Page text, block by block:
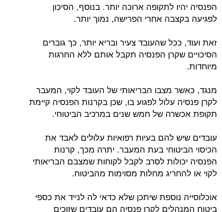
הפנסיה יהיו לתקופה ארוכה יותר. בנוסף, הסיכון
לפגיעה בקצבה אחרי הפרישה, נמוך יותר.
זאת ועוד, ככל שהעובד צעיר ובריא יותר, כך גוברים
הסיכויים שקרן הפנסיה תקבל אותם ללא החרגות
מיוחדות.
מנגד, כאשר מצבו הבריאותי של העובד לקוי, המעבר
לקרן פנסיה עלול לפגוע בו, שכן בקרנות הפנסיה קיימת
תקופת אכשרה של חמש שנים במרכיב הביטוחי.
עובדים שיש להם בעיות רפואיות עלולים לאבד את
הכיסוי הביטוחי בעת המעבר. יתרה מכך, קרנות
הפנסיה יכולות לסרב לקבל לקוחות שמצבם הבריאותי
לקוי או להחריג מחלות מסוימות מהביטוח.
אוכלוסייה נוספת שיתכן שלא כדאי לה לנייד את כספי
ביטוח המנהלים לקרן פנסיה הם עובדים שזוכים